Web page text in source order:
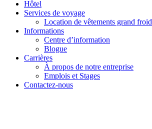
Hôtel
Services de voyage
Location de vêtements grand froid
Informations
Centre d’information
Blogue
Carrières
À propos de notre entreprise
Emplois et Stages
Contactez-nous